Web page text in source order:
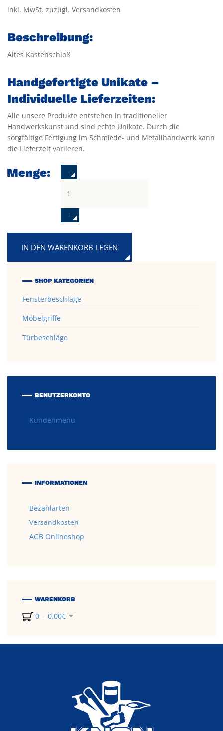
inkl. MwSt. zuzügl. Versandkosten
Beschreibung:
Altes Kastenschloß
Handgefertigte Unikate –
Individuelle Lieferzeiten:
Alle unsere Produkte entstehen in traditioneller
Handwerkskunst und sind echte Unikate. Durch die
sorgfältige Fertigung im Schmiede- und Metallhandwerk kann
die Lieferzeit variieren.
Menge: -
+
IN DEN WARENKORB LEGEN
SHOP KATEGORIEN
Fensterbeschläge
Möbelgriffe
Türbeschläge
BENUTZERKONTO
Kundenmenü
INFORMATIONEN
Bezahlarten
Versandkosten
AGB Onlineshop
WARENKORB
0 - 0.00€